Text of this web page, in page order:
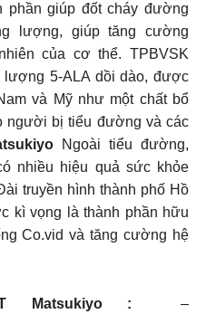
phần giúp đốt cháy đường
lượng, giúp tăng cường
của cơ thể. TPBVSK
lượng 5-ALA dồi dào, được
và Mỹ như một chất bổ
người bị tiểu đường và các
Ngoài tiểu đường,
nhiều hiệu quả sức khỏe
truyền hình thành phố Hồ
kì vọng là thành phần hữu
Co.vid và tăng cường hệ
Matsukiyo :
–